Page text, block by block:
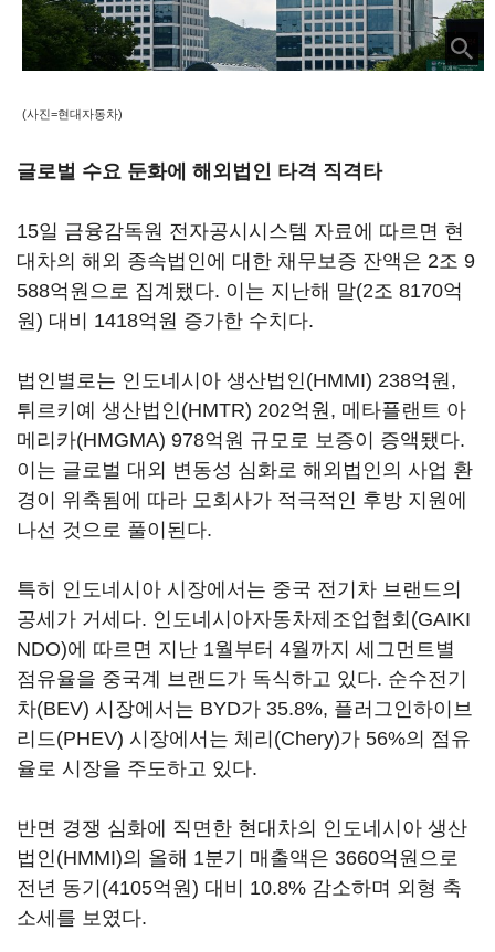
(사진=현대자동차)
글로벌 수요 둔화에 해외법인 타격 직격타
15일 금융감독원 전자공시시스템 자료에 따르면 현
대차의 해외 종속법인에 대한 채무보증 잔액은 2조 9
588억원으로 집계됐다. 이는 지난해 말(2조 8170억
원) 대비 1418억원 증가한 수치다.
법인별로는 인도네시아 생산법인(HMMI) 238억원,
튀르키예 생산법인(HMTR) 202억원, 메타플랜트 아
메리카(HMGMA) 978억원 규모로 보증이 증액됐다.
이는 글로벌 대외 변동성 심화로 해외법인의 사업 환
경이 위축됨에 따라 모회사가 적극적인 후방 지원에
나선 것으로 풀이된다.
특히 인도네시아 시장에서는 중국 전기차 브랜드의
공세가 거세다. 인도네시아자동차제조업협회(GAIKI
NDO)에 따르면 지난 1월부터 4월까지 세그먼트별
점유율을 중국계 브랜드가 독식하고 있다. 순수전기
차(BEV) 시장에서는 BYD가 35.8%, 플러그인하이브
리드(PHEV) 시장에서는 체리(Chery)가 56%의 점유
율로 시장을 주도하고 있다.
반면 경쟁 심화에 직면한 현대차의 인도네시아 생산
법인(HMMI)의 올해 1분기 매출액은 3660억원으로
전년 동기(4105억원) 대비 10.8% 감소하며 외형 축
소세를 보였다.